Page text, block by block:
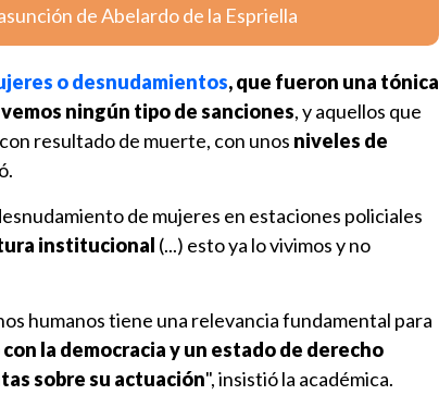
de Abelardo de la Espriella
o desnudamientos, que fueron una tónica
ningún tipo de sanciones, y aquellos que
resultado de muerte, con unos niveles de
de mujeres en estaciones policiales
institucional (...) esto ya lo vivimos y no
humanos tiene una relevancia fundamental para
la democracia y un estado de derecho
sobre su actuación", insistió la académica.